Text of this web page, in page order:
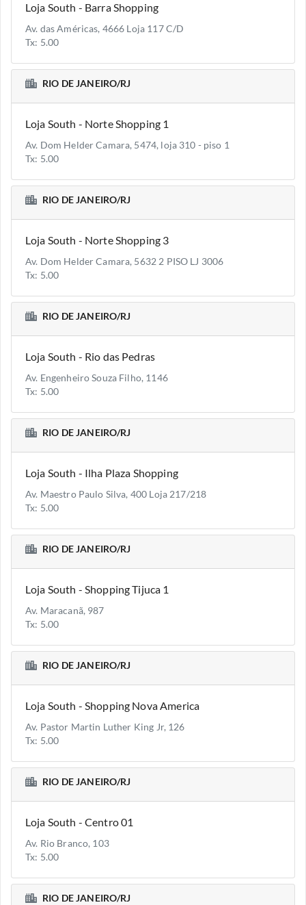
Loja South - Barra Shopping
Av. das Américas, 4666 Loja 117 C/D
Tx: 5.00
RIO DE JANEIRO/RJ
Loja South - Norte Shopping 1
Av. Dom Helder Camara, 5474, loja 310 - piso 1
Tx: 5.00
RIO DE JANEIRO/RJ
Loja South - Norte Shopping 3
Av. Dom Helder Camara, 5632 2 PISO LJ 3006
Tx: 5.00
RIO DE JANEIRO/RJ
Loja South - Rio das Pedras
Av. Engenheiro Souza Filho, 1146
Tx: 5.00
RIO DE JANEIRO/RJ
Loja South - Ilha Plaza Shopping
Av. Maestro Paulo Silva, 400 Loja 217/218
Tx: 5.00
RIO DE JANEIRO/RJ
Loja South - Shopping Tijuca 1
Av. Maracanã, 987
Tx: 5.00
RIO DE JANEIRO/RJ
Loja South - Shopping Nova America
Av. Pastor Martin Luther King Jr, 126
Tx: 5.00
RIO DE JANEIRO/RJ
Loja South - Centro 01
Av. Rio Branco, 103
Tx: 5.00
RIO DE JANEIRO/RJ